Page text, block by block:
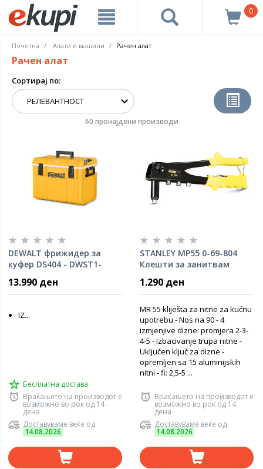
0
Почетна Алати и машини Рачен алат
Рачен алат
Сортирај по:
60 пронајдени производи
DEWALT фрижидер за
куфер DS404 - DWST1-
13.990 ден
IZ...
Бесплатна достава
Враќањето на производот е
возможно во рок од 14
дена
Доставуваме веќе од
14.08.2026
STANLEY МР55 0-69-804
Клешти за занитвам
1.290 ден
MR 55 kliješta za nitne za kućnu
upotrebu - Nos na 90 - 4
izmjenjive dizne: promjera 2-3-
4-5 - Izbacivanje trupa nitne -
Uključen ključ za dizne -
opremljen sa 15 aluminijskih
nitni - fi: 2,5-5 ...
Враќањето на производот е
возможно во рок од 14
дена
Доставуваме веќе од
14.08.2026